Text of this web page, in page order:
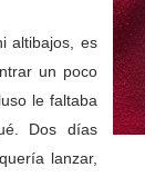
altibajos, es
un poco
le faltaba
Dos días
lanzar,